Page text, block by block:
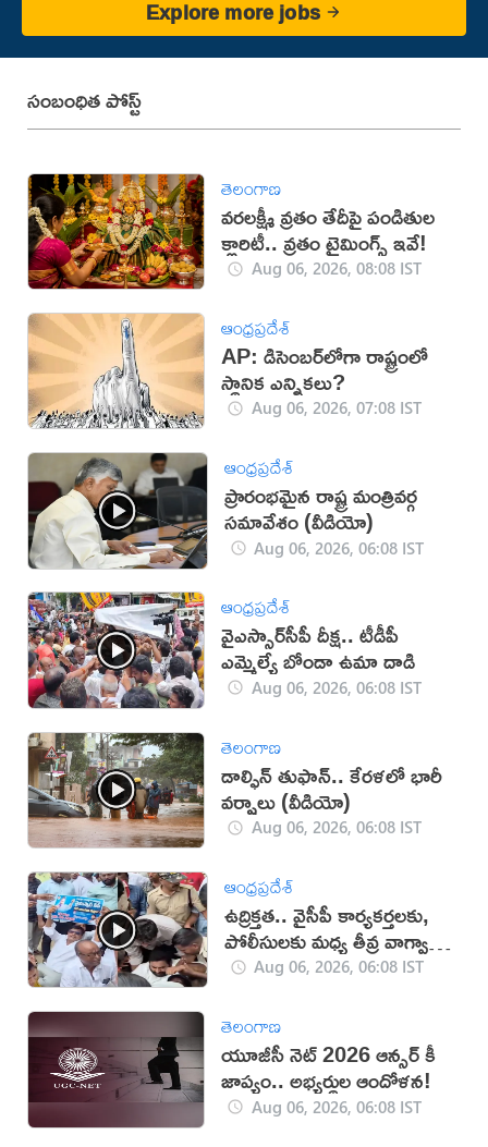
Explore more jobs
సంబంధిత పోస్ట్
తెలంగాణ
వరలక్ష్మీ వ్రతం తేదీపై పండితుల
క్లారిటీ.. వ్రతం టైమింగ్స్ ఇవే!
Aug 06, 2026, 08:08 IST
ఆంధ్రప్రదేశ్
AP: డిసెంబర్‌లోగా రాష్ట్రంలో
స్థానిక ఎన్నికలు?
Aug 06, 2026, 07:08 IST
ఆంధ్రప్రదేశ్
ప్రారంభమైన రాష్ట్ర మంత్రివర్గ
సమావేశం (వీడియో)
Aug 06, 2026, 06:08 IST
ఆంధ్రప్రదేశ్
వైఎస్సార్‌సీపీ దీక్ష.. టీడీపీ
ఎమ్మెల్యే బోండా ఉమా దాడి
Aug 06, 2026, 06:08 IST
తెలంగాణ
డాల్ఫిన్ తుఫాన్.. కేరళలో భారీ
వర్షాలు (వీడియో)
Aug 06, 2026, 06:08 IST
ఆంధ్రప్రదేశ్
ఉద్రిక్తత.. వైసీపీ కార్యకర్తలకు,
పోలీసులకు మధ్య తీవ్ర వాగ్వాదం
(VIDEO)
Aug 06, 2026, 06:08 IST
తెలంగాణ
యూజీసీ నెట్ 2026 ఆన్సర్ కీ
జాప్యం.. అభ్యర్థుల ఆందోళన!
Aug 06, 2026, 06:08 IST